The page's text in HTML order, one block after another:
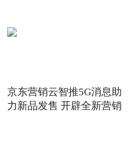
京东营销云智推5G消息助
力新品发售 开辟全新营销